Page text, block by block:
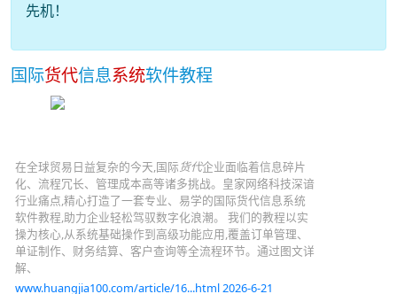
先机！
国际货代信息系统软件教程
在全球贸易日益复杂的今天,国际 货代企业面临着信息碎片
化、流程冗长、管理成本高等诸多挑战。皇家网络科技深谙
行业痛点,精心打造了一套专业、易学的国际货代信息系统
软件教程,助力企业轻松驾驭数字化浪潮。 我们的教程以实
操为核心,从系统基础操作到高级功能应用,覆盖订单管理、
单证制作、财务结算、客户查询等全流程环节。通过图文详
解、
www.huangjia100.com/article/16...html 2026-6-21